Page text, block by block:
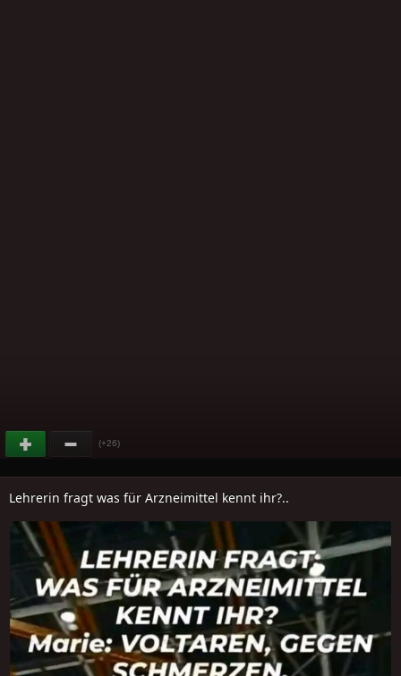
(+26)
Lehrerin fragt was für Arzneimittel kennt ihr?..